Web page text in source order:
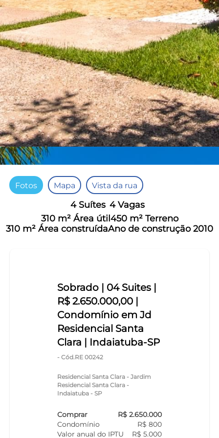
Fotos Mapa Vista da rua
4 Suítes 4 Vagas
310 m² Área útil 450 m² Terreno
310 m² Área construídaAno de construção 2010
Sobrado | 04 Suites |
R$ 2.650.000,00 |
Condomínio em Jd
Residencial Santa
Clara | Indaiatuba-SP
- Cód.RE 00242
Residencial Santa Clara - Jardim
Residencial Santa Clara -
Indaiatuba - SP
Comprar
R$ 2.650.000
Condomínio
R$ 800
Valor anual do IPTU
R$ 5.000